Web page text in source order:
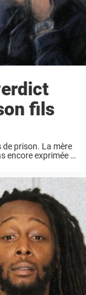
fils
prison. La mère
encore exprimée à